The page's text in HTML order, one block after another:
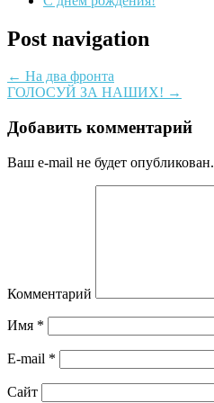
Post navigation
← На два фронта
ГОЛОСУЙ ЗА НАШИХ! →
Добавить комментарий
Ваш e-mail не будет опубликован.
Комментарий
Имя *
E-mail *
Сайт